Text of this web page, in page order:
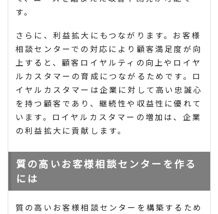
す。
さらに、利益拡大にもつながります。お客様
相談センターでの対応により顧客満足度が向
上すると、顧客ロイヤルティの向上やロイヤ
ルカスタマーの育成につながるためです。ロ
イヤルカスタマーは企業に対して高い忠誠心
を持つ顧客であり、継続性や収益性に優れて
います。ロイヤルカスタマーの増加は、企業
の利益拡大に貢献します。
質の高いお客様相談センターを作る
には
質の高いお客様相談センターを構築するため